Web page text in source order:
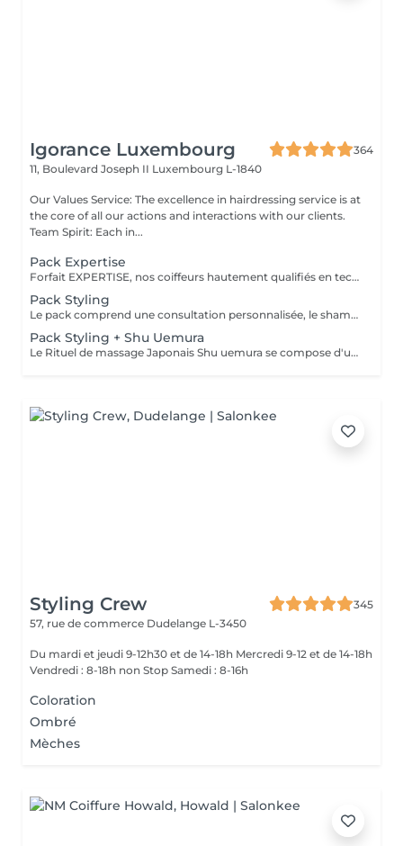
Igorance Luxembourg
364
11, Boulevard Joseph II Luxembourg L-1840
Our Values Service: The excellence in hairdressing service is at
the core of all our actions and interactions with our clients.
Team Spirit: Each in...
Pack Expertise
Forfait EXPERTISE, nos coiffeurs hautement qualifiés en technique anglo-saxonne, en formation continu et diplômés d’une académie anglaise à Paris. Vous offre une séance d’une heure avec votre coach en suivi beauté. Ce pack inclus : 1 h de prestation Un diagnostique personnalisé Shampoing spécifique Haircare Conditioner spécifique Produit de coiffage Coupe Styling Produit de finition
Pack Styling
Le pack comprend une consultation personnalisée, le shampooing et le conditionneur spécifiques REDKEN , le séchage et les produits de styling REDKEN * Tarifs à titre indicatifs à confirmer après la consultation personnalisée établit auprès de votre coiffeur/stylist/spécialiste * La direction se réserve le droit d’apporter des modifications pour le bon fonctionnement du salon
Pack Styling + Shu Uemura
Le Rituel de massage Japonais Shu uemura se compose d'un shampooing et d'un soin d'une durée de 30 minutes pour une relaxation une une réparation intense du cheveu et ensuite le pack styling
Styling Crew
345
57, rue de commerce Dudelange L-3450
Du mardi et jeudi 9-12h30 et de 14-18h Mercredi 9-12 et de 14-18h
Vendredi : 8-18h non Stop Samedi : 8-16h
Coloration
Ombré
Mèches